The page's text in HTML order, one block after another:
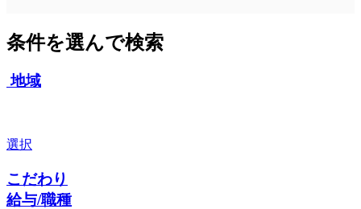
条件を選んで検索
地域
選択
こだわり
給与/職種